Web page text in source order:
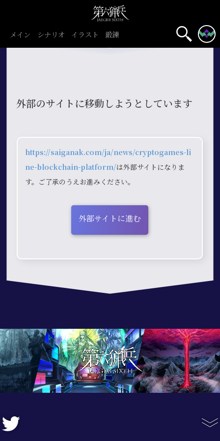
メイン シナリオ イラスト 鍛錬
外部のサイトに移動しようとしています
https://saiganak.com/ja/news/cryptogames-li
ne-blockchain-platform/は外部サイトになりま
す。ご了承のうえお進みください。
外部サイトに進む